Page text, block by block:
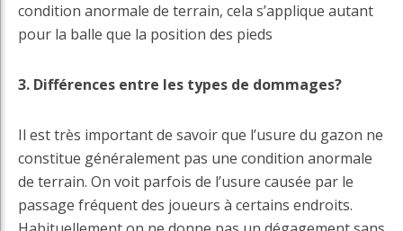
condition anormale de terrain, cela s’applique autant
pour la balle que la position des pieds
3. Différences entre les types de dommages?
Il est très important de savoir que l’usure du gazon ne
constitue généralement pas une condition anormale
de terrain. On voit parfois de l’usure causée par le
passage fréquent des joueurs à certains endroits.